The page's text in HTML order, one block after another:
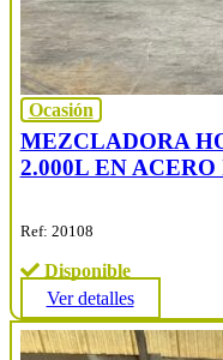
Ocasión
MEZCLADORA
2.000L EN
Ref: 20108
Disponible
Ver detalles